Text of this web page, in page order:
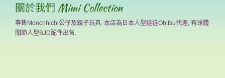
關於我們 Mimi Collection
專售Monchhichi公仔及親子玩具. 本店為日本人型娃娃Obitsu代理, 有球體
關節人型BJD配件出售.